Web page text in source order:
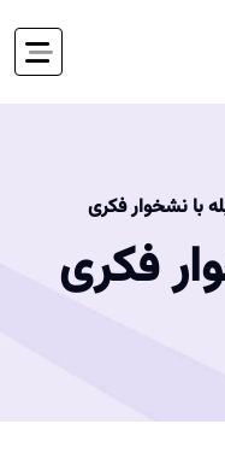
با نشخوار فکری
فکری